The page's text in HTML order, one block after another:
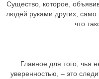
Существо, которое,
людей руками других, само
что
Главное для того, чья
уверенностью, – это